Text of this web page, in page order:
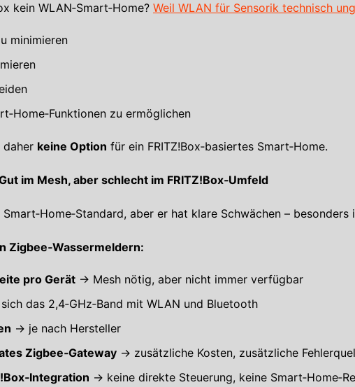
kein WLAN‑Smart‑Home? Weil WLAN für Sensorik technisch
minimieren
zu ermöglichen
daher keine Option für ein FRITZ!Box‑basiertes Smart‑Home.
im Mesh, aber schlecht im FRITZ!Box‑Umfeld
aber er hat klare Schwächen – besonders
Zigbee‑Wassermeldern:
pro Gerät → Mesh nötig, aber nicht immer verfügbar
das 2,4‑GHz‑Band mit WLAN und Bluetooth
→ je nach Hersteller
Zigbee‑Gateway → zusätzliche Kosten, zusätzliche
→ keine direkte Steuerung, keine